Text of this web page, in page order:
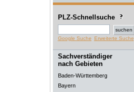
PLZ-Schnellsuche
Google Suche Erweiterte Suche
Sachverständiger
nach Gebieten
Baden-Württemberg
Bayern